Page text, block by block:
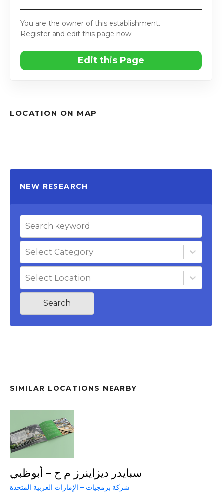
You are the owner of this establishment.
Register and edit this page now.
Edit this Page
LOCATION ON MAP
NEW RESEARCH
Select Category
Select Location
Search
SIMILAR LOCATIONS NEARBY
سبايدر ديزاينرز م ح – أبوظبي
شركة برمجيات – الإمارات العربية المتحدة